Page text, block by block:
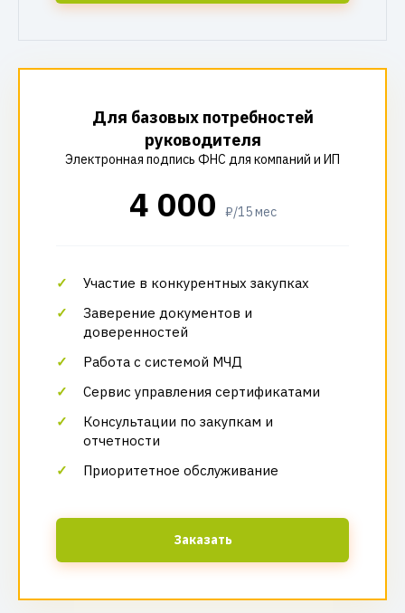
Для базовых потребностей
руководителя
Электронная подпись ФНС для компаний и ИП
4 000 ₽/15 мес
Участие в конкурентных закупках
Заверение документов и
доверенностей
Работа с системой МЧД
Сервис управления сертификатами
Консультации по закупкам и
отчетности
Приоритетное обслуживание
Заказать